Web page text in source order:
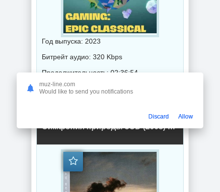
Год выпуска: 2023
Битрейт аудио: 320 Kbps
Продолжительность: 02:36:54
Симфония природы 3CD (2008) торрент
muz-line.com
Would like to send you notifications
Discard Allow